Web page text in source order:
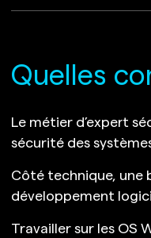
Quelles
Le métier d’expert
sécurité des
Côté technique, une
développement
Travailler sur les OS